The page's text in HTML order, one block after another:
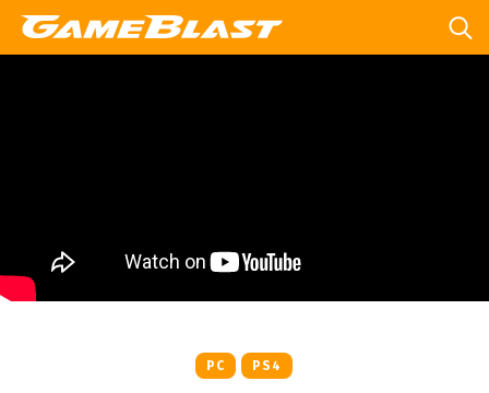
PC PS4